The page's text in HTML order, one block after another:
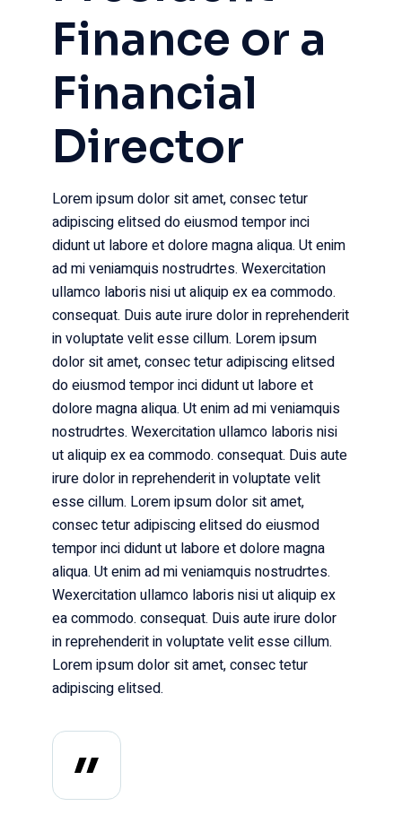
Finance or a
Financial
Director
Lorem ipsum dolor sit amet, consec tetur
adipiscing elitsed do eiusmod tempor inci
didunt ut labore et dolore magna aliqua. Ut enim
ad mi veniamquis nostrudrtes. Wexercitation
ullamco laboris nisi ut aliquip ex ea commodo.
consequat. Duis aute irure dolor in reprehenderit
in voluptate velit esse cillum. Lorem ipsum
dolor sit amet, consec tetur adipiscing elitsed
do eiusmod tempor inci didunt ut labore et
dolore magna aliqua. Ut enim ad mi veniamquis
nostrudrtes. Wexercitation ullamco laboris nisi
ut aliquip ex ea commodo. consequat. Duis aute
irure dolor in reprehenderit in voluptate velit
esse cillum. Lorem ipsum dolor sit amet,
consec tetur adipiscing elitsed do eiusmod
tempor inci didunt ut labore et dolore magna
aliqua. Ut enim ad mi veniamquis nostrudrtes.
Wexercitation ullamco laboris nisi ut aliquip ex
ea commodo. consequat. Duis aute irure dolor
in reprehenderit in voluptate velit esse cillum.
Lorem ipsum dolor sit amet, consec tetur
adipiscing elitsed.